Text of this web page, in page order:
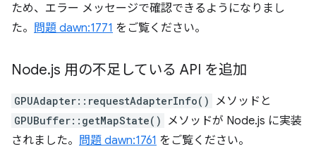
ため、エラー メッセージで確認できるようになりまし
た。 問題 dawn:1771 をご覧ください。
Node.js 用の不足している API を追加
GPUAdapter::requestAdapterInfo() メソッドと
GPUBuffer::getMapState()
メソッドが Node.js に実装
されました。 問題 dawn:1761 をご覧ください。